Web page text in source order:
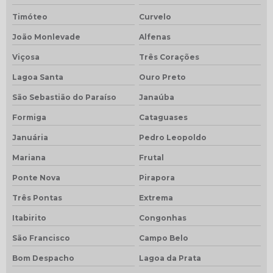
Timóteo Curvelo
João Monlevade Alfenas
Viçosa Três Corações
Lagoa Santa Ouro Preto
São Sebastião do Paraíso Janaúba
Formiga Cataguases
Januária Pedro Leopoldo
Mariana Frutal
Ponte Nova Pirapora
Três Pontas Extrema
Itabirito Congonhas
São Francisco Campo Belo
Bom Despacho Lagoa da Prata